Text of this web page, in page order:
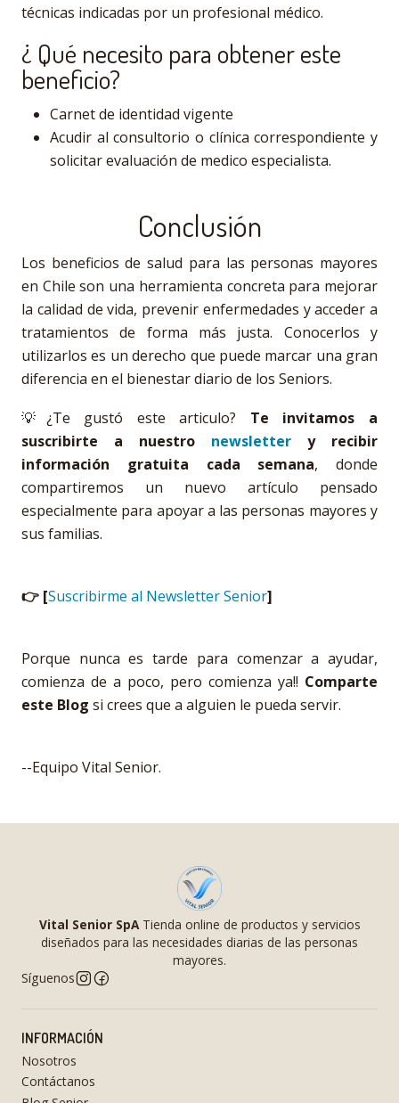
técnicas indicadas por un profesional médico.
¿ Qué necesito para obtener este
beneficio?
Carnet de identidad vigente
Acudir al consultorio o clínica correspondiente y
solicitar evaluación de medico especialista.
Conclusión
Los beneficios de salud para las personas mayores
en Chile son una herramienta concreta para mejorar
la calidad de vida, prevenir enfermedades y acceder a
tratamientos de forma más justa. Conocerlos y
utilizarlos es un derecho que puede marcar una gran
diferencia en el bienestar diario de los Seniors.
💡¿Te gustó este articulo? Te invitamos a
suscribirte a nuestro newsletter y recibir
información gratuita cada semana, donde
compartiremos un nuevo artículo pensado
especialmente para apoyar a las personas mayores y
sus familias.
👉 [Suscribirme al Newsletter Senior]
Porque nunca es tarde para comenzar a ayudar,
comienza de a poco, pero comienza ya!! Comparte
este Blog si crees que a alguien le pueda servir.
--Equipo Vital Senior.
Vital Senior SpATienda online de productos y servicios
diseñados para las necesidades diarias de las personas
mayores.
Síguenos
INFORMACIÓN
Nosotros
Contáctanos